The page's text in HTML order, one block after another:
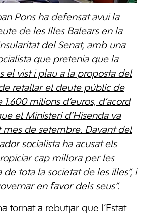
Pons ha defensat avui la
de les Illes Balears en la
del Senat, amb una
que pretenia que la
el vist i plau a la proposta del
retallar el deute públic de
milions d’euros, d’acord
el Ministeri d’Hisenda va
mes de setembre. Davant del
socialista ha acusat els
cap millora per les
tota la societat de les illes”, i
en favor dels seus”.
tornat a rebutjar que l’Estat